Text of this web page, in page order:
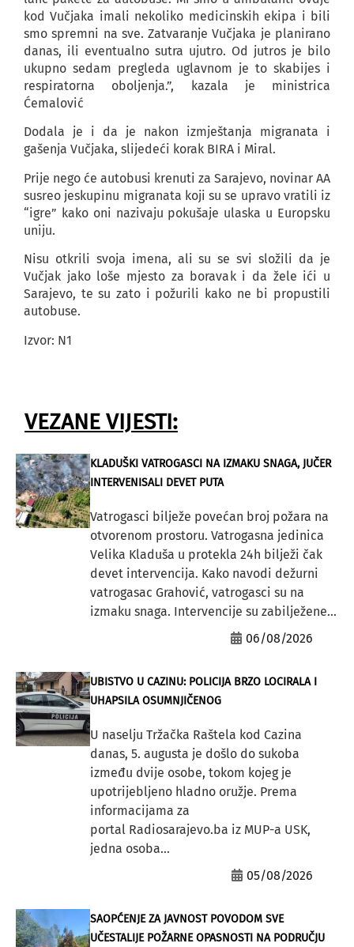
kod Vučjaka imali nekoliko medicinskih ekipa i bili
smo spremni na sve. Zatvaranje Vučjaka je planirano
danas, ili eventualno sutra ujutro. Od jutros je bilo
ukupno sedam pregleda uglavnom je to skabijes i
respiratorna oboljenja.”, kazala je ministrica
Ćemalović
Dodala je i da je nakon izmještanja migranata i
gašenja Vučjaka, slijedeći korak BIRA i Miral.
Prije nego će autobusi krenuti za Sarajevo, novinar AA
susreo jeskupinu migranata koji su se upravo vratili iz
“igre” kako oni nazivaju pokušaje ulaska u Europsku
uniju.
Nisu otkrili svoja imena, ali su se svi složili da je
Vučjak jako loše mjesto za boravak i da žele ići u
Sarajevo, te su zato i požurili kako ne bi propustili
autobuse.
Izvor: N1
VEZANE VIJESTI:
KLADUŠKI VATROGASCI NA IZMAKU SNAGA, JUČER
INTERVENISALI DEVET PUTA
Vatrogasci bilježe povećan broj požara na
otvorenom prostoru. Vatrogasna jedinica
Velika Kladuša u protekla 24h bilježi čak
devet intervencija. Kako navodi dežurni
vatrogasac Grahović, vatrogasci su na
izmaku snaga. Intervencije su zabilježene...
06/08/2026
UBISTVO U CAZINU: POLICIJA BRZO LOCIRALA I
UHAPSILA OSUMNJIČENOG
U naselju Tržačka Raštela kod Cazina
danas, 5. augusta je došlo do sukoba
između dvije osobe, tokom kojeg je
upotrijebljeno hladno oružje. Prema
informacijama za
portal Radiosarajevo.ba iz MUP-a USK,
jedna osoba...
05/08/2026
SAOPĆENJE ZA JAVNOST POVODOM SVE
UČESTALIJE POŽARNE OPASNOSTI NA PODRUČJU